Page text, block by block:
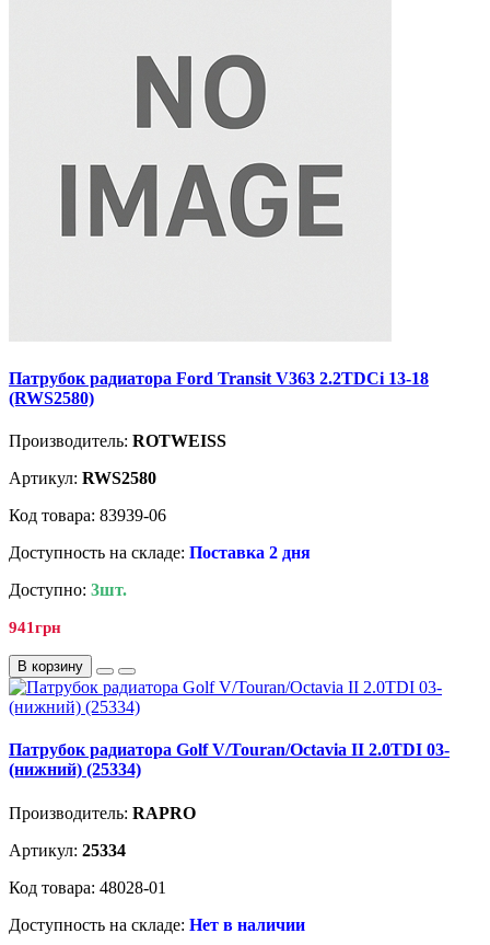
Патрубок радиатора Ford Transit V363 2.2TDCi 13-18
(RWS2580)
Производитель: ROTWEISS
Артикул: RWS2580
Код товара: 83939-06
Доступность на складе: Поставка 2 дня
Доступно: 3шт.
941грн
В корзину
Патрубок радиатора Golf V/Touran/Octavia II 2.0TDI 03-
(нижний) (25334)
Производитель: RAPRO
Артикул: 25334
Код товара: 48028-01
Доступность на складе: Нет в наличии